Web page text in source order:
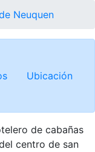
Neuquen
Ubicación
de cabañas
centro de san